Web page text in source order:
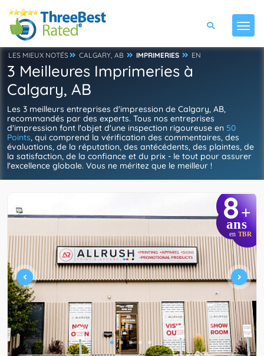
LES MIEUX NOTÉS CALGARY, AB IMPRIMERIES EN
3 Meilleures Imprimeries à
Calgary, AB
Les 3 meilleurs entreprises d'impression de Calgary, AB,
recommandés par des experts. Tous nos entreprises
d'impression font l'objet d'une inspection rigoureuse en 50
Points, qui comprend la vérification des commentaires, des
évaluations, de la réputation, des antécédents, des plaintes, de
la satisfaction, de la confiance et du prix - le tout pour assurer
l'excellence globale. Vous ne méritez que le meilleur !
8+
ans
en TBR